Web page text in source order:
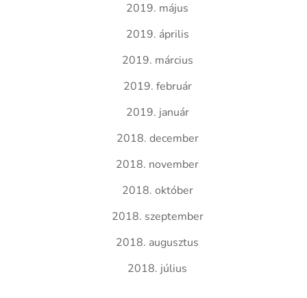
2019. május
2019. április
2019. március
2019. február
2019. január
2018. december
2018. november
2018. október
2018. szeptember
2018. augusztus
2018. július